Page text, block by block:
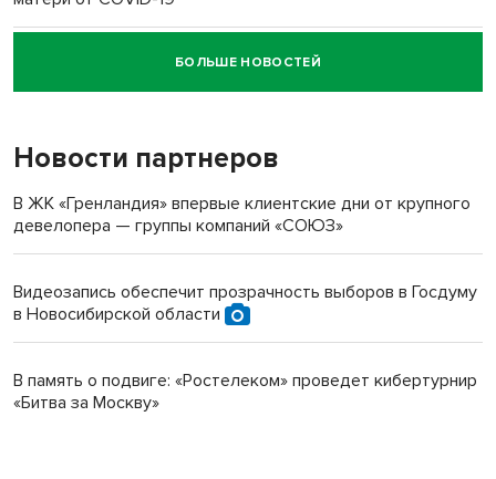
Новосибирский суд наказал водителя за смерть
пенсионерки на вокзале
БОЛЬШЕ НОВОСТЕЙ
Новости партнеров
В ЖК «Гренландия» впервые клиентские дни от крупного
девелопера — группы компаний «СОЮЗ»
Видеозапись обеспечит прозрачность выборов в Госдуму
в Новосибирской области
В память о подвиге: «Ростелеком» проведет кибертурнир
«Битва за Москву»